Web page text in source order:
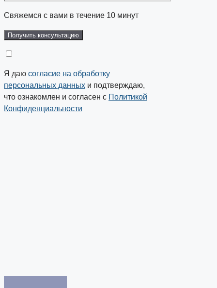
Свяжемся с вами в течение 10 минут
Я даю согласие на обработку
персональных данных и подтверждаю,
что ознакомлен и согласен с Политикой
Конфиденциальности